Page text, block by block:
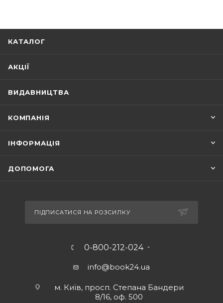
КАТАЛОГ
АКЦІЇ
ВИДАВНИЦТВА
КОМПАНІЯ
ІНФОРМАЦІЯ
ДОПОМОГА
ПІДПИСАТИСЯ НА РОЗСИЛКУ
0-800-212-024
info@book24.ua
м. Київ, просп. Степана Бандери
8/16, оф. 500